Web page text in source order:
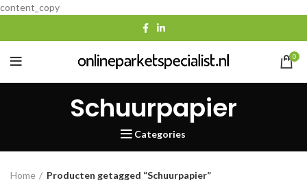
content_copy
0
Schuurpapier
Categories
Home
Producten getagged “Schuurpapier”